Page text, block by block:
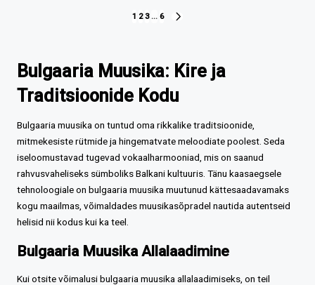
articoli
1 2 3 … 6
Bulgaaria Muusika: Kire ja
Traditsioonide Kodu
Bulgaaria muusika on tuntud oma rikkalike traditsioonide,
mitmekesiste rütmide ja hingematvate meloodiate poolest. Seda
iseloomustavad tugevad vokaalharmooniad, mis on saanud
rahvusvaheliseks sümboliks Balkani kultuuris. Tänu kaasaegsele
tehnoloogiale on bulgaaria muusika muutunud kättesaadavamaks
kogu maailmas, võimaldades muusikasõpradel nautida autentseid
helisid nii kodus kui ka teel.
Bulgaaria Muusika Allalaadimine
Kui otsite võimalusi bulgaaria muusika allalaadimiseks, on teil